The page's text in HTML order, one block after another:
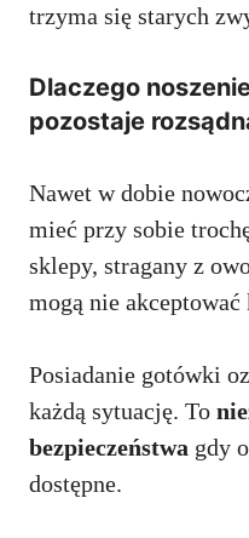
trzyma się starych
Dlaczego
pozostaje
Nawet w dobie
mieć przy sobie
sklepy, stragany z
mogą nie akceptować
Posiadanie gotówki
każdą sytuację. To
bezpieczeństwa gdy
dostępne.